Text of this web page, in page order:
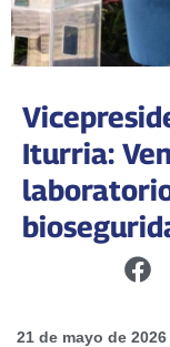
Iturria:
21 de mayo de 2026